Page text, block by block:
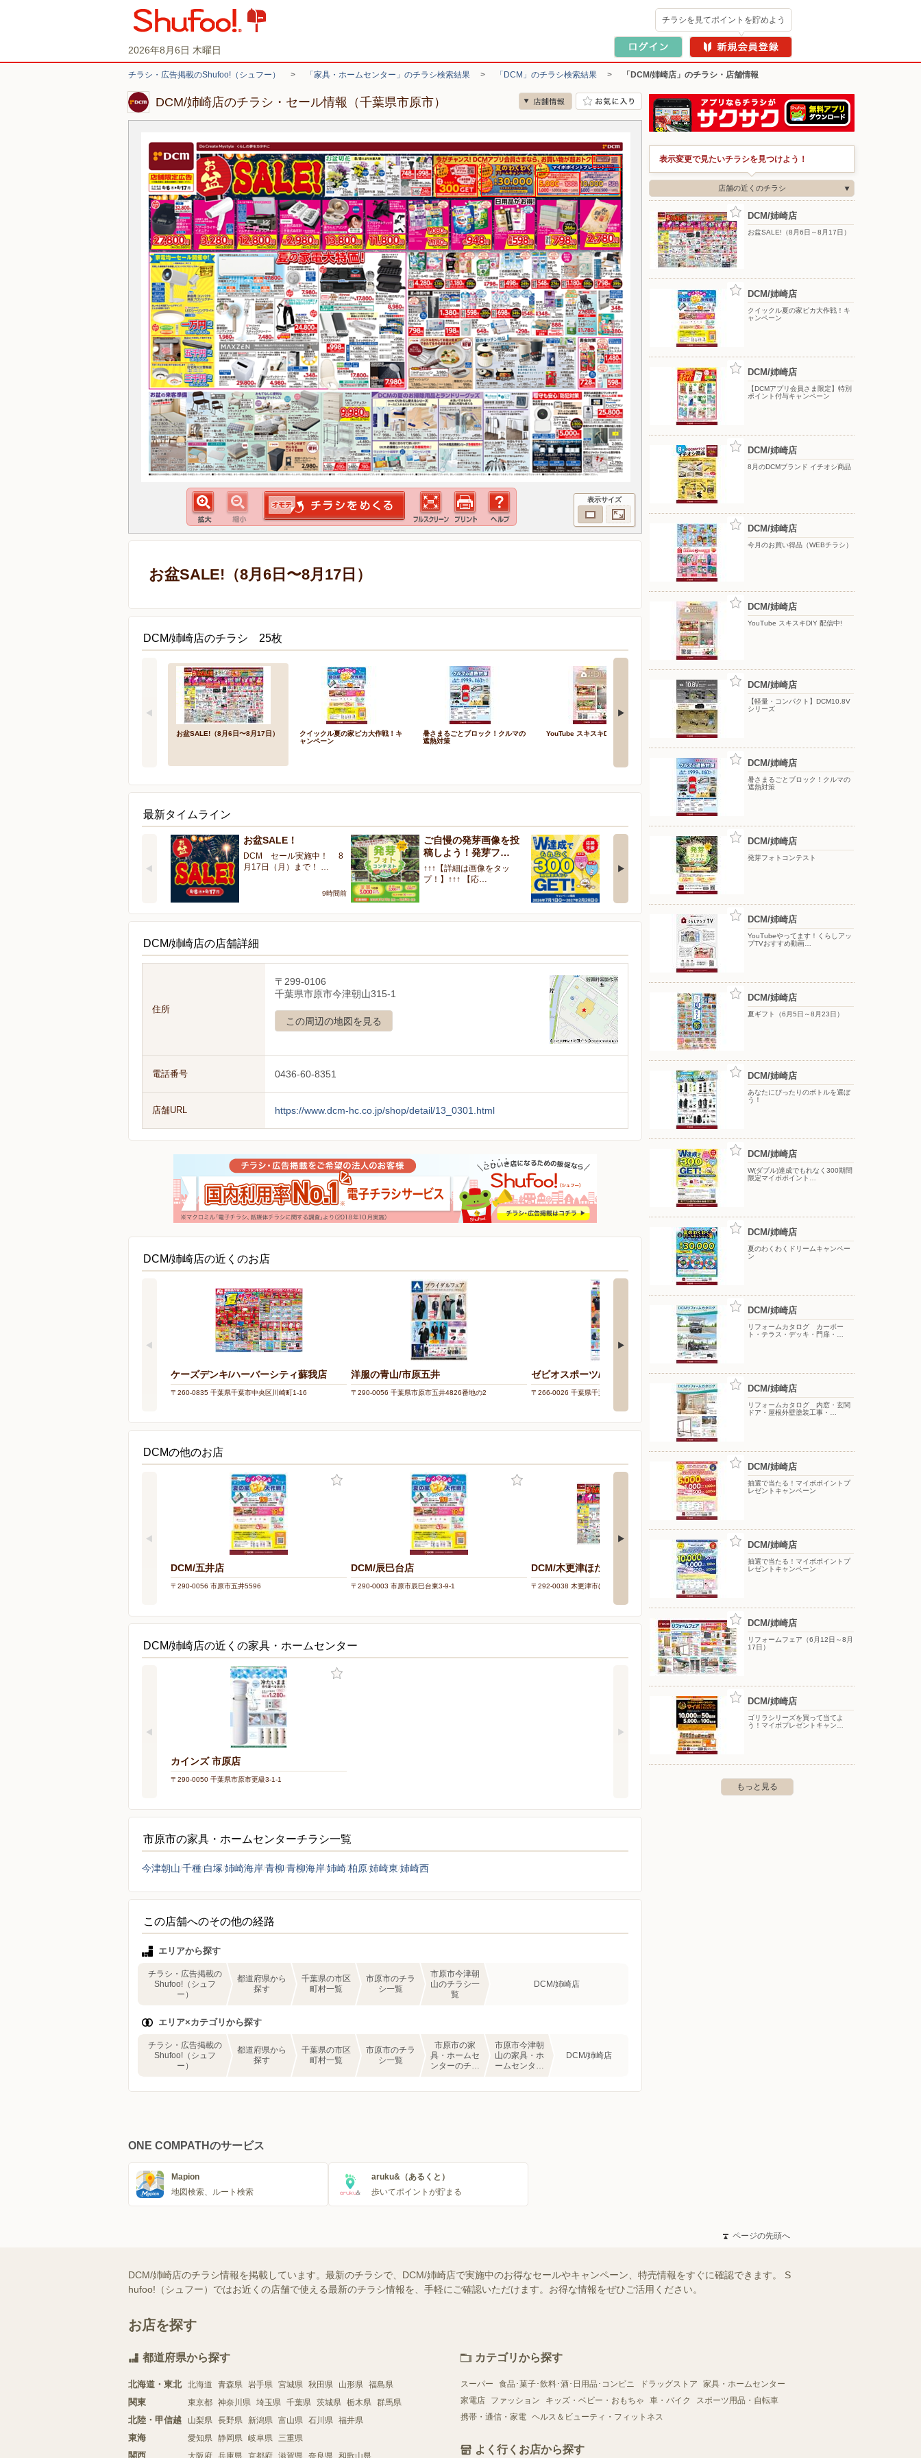
2026年8月6日 木曜日
チラシを見てポイントを貯めよう
チラシ・広告掲載のShufoo!（シュフー） > 「家具・ホームセンター」のチラシ検索結果 > 「DCM」のチラシ検索結果 > 「DCM/姉崎店」のチラシ・店舗情報
DCM/姉崎店のチラシ・セール情報（千葉県市原市）
表示サイズ
お盆SALE!（8月6日〜8月17日）
DCM/姉崎店のチラシ 25枚
お盆SALE!（8月6日〜8月17日）
クイックル夏の家ピカ大作戦！キ
ャンペーン
暑さまるごとブロック！クルマの
遮熱対策
YouTube スキスキDIY 配信中!
【DCMアプリ会員さま限定】特別
最新タイムライン
お盆SALE！
DCM セール実施中！ 8
月17日（月）まで！ …
9時間前
ご自慢の発芽画像を投
稿しよう！発芽フ…
↑↑↑【詳細は画像をタッ
プ！】↑↑↑ 【応…
W(ダブル)達成でもれな
く300期間限定マ…
【キャンペーン対象】 ・キ
ャンペーン期間中に…
お買い物がビックチャ
ンスに！夏のわく…
DCM/姉崎店の店舗詳細
住所
〒299-0106
千葉県市原市今津朝山315-1
この周辺の地図を見る
電話番号 0436-60-8351
店舗URL https://www.dcm-hc.co.jp/shop/detail/13_0301.html
DCM/姉崎店の近くのお店
ケーズデンキ/ハーバーシティ蘇我店
〒260-0835 千葉県千葉市中央区川崎町1-16
洋服の青山/市原五井
〒290-0056 千葉県市原市五井4826番地の2
ゼビオスポーツ/エクスプレス千葉浜野店
〒266-0026 千葉県千葉市緑区古市場町904-12
タマホーム/千葉支店
〒260-0825 千葉県千葉市中央区村田町893-945
DCMの他のお店
DCM/五井店
〒290-0056 市原市五井5596
DCM/辰巳台店
〒290-0003 市原市辰巳台東3-9-1
DCM/木更津ほたる野店
〒292-0038 木更津市ほたる野4-7-1
DCM/鎌取店
〒266-0011 千葉市緑区鎌取町273-2
DCM/姉崎店の近くの家具・ホームセンター
カインズ 市原店
〒290-0050 千葉県市原市更級3-1-1
市原市の家具・ホームセンターチラシ一覧
今津朝山 千種 白塚 姉崎海岸青柳 青柳海岸姉崎柏原姉崎東 姉崎西
この店舗へのその他の経路
エリアから探す
チラシ・広告掲載の
Shufoo!（シュフ
ー）
都道府県から
探す
千葉県の市区
町村一覧
市原市のチラ
シ一覧
市原市今津朝
山のチラシ一
覧
DCM/姉崎店
エリア×カテゴリから探す
チラシ・広告掲載の
Shufoo!（シュフ
ー）
都道府県から
探す
千葉県の市区
町村一覧
市原市のチラ
シ一覧
市原市の家
具・ホームセ
ンターのチラ
市原市今津朝
山の家具・ホ
ームセンター
DCM/姉崎店
表示変更で見たいチラシを見つけよう！
店舗の近くのチラシ
DCM/姉崎店
お盆SALE!（8月6日～8月17日）
DCM/姉崎店
クイックル夏の家ピカ大作戦！キ
ャンペーン
DCM/姉崎店
【DCMアプリ会員さま限定】特別
ポイント付与キャンペーン
DCM/姉崎店
8月のDCMブランド イチオシ商品
DCM/姉崎店
今月のお買い得品（WEBチラシ）
DCM/姉崎店
YouTube スキスキDIY 配信中!
DCM/姉崎店
【軽量・コンパクト】DCM10.8V
シリーズ
DCM/姉崎店
暑さまるごとブロック！クルマの
遮熱対策
DCM/姉崎店
発芽フォトコンテスト
DCM/姉崎店
YouTubeやってます！くらしアッ
プTVおすすめ動画…
DCM/姉崎店
夏ギフト（6月5日～8月23日）
DCM/姉崎店
あなたにぴったりのボトルを選ぼ
う！
DCM/姉崎店
W(ダブル)達成でもれなく300期間
限定マイボポイント…
DCM/姉崎店
夏のわくわくドリームキャンペー
ン
DCM/姉崎店
リフォームカタログ カーポー
ト・テラス・デッキ・門扉・…
DCM/姉崎店
リフォームカタログ 内窓・玄関
ドア・屋根外壁塗装工事・…
DCM/姉崎店
抽選で当たる！マイボポイントプ
レゼントキャンペーン
DCM/姉崎店
抽選で当たる！マイボポイントプ
レゼントキャンペーン
DCM/姉崎店
リフォームフェア（6月12日～8月
17日）
DCM/姉崎店
ゴリラシリーズを買って当てよ
う！マイボプレゼントキャン…
もっと見る
ONE COMPATHのサービス
Mapion
地図検索、ルート検索
aruku&（あるくと）
歩いてポイントが貯まる
ページの先頭へ
DCM/姉崎店のチラシ情報を掲載しています。最新のチラシで、DCM/姉崎店で実施中のお得なセールやキャンペーン、特売情報をすぐに確認できます。 S
hufoo!（シュフー）ではお近くの店舗で使える最新のチラシ情報を、手軽にご確認いただけます。お得な情報をぜひご活用ください。
お店を探す
都道府県から探す
北海道・東北 北海道 青森県 岩手県 宮城県 秋田県 山形県 福島県
関東 東京都 神奈川県 埼玉県 千葉県 茨城県 栃木県 群馬県
北陸・甲信越 山梨県 長野県 新潟県 富山県 石川県 福井県
東海 愛知県 静岡県 岐阜県 三重県
関西 大阪府 兵庫県 京都府 滋賀県 奈良県 和歌山県
カテゴリから探す
スーパー 食品･菓子･飲料･酒･日用品･コンビニ ドラッグストア
家具・ホームセンター
家電店
ファッション キッズ・ベビー・おもちゃ 車・バイク
スポーツ用品・自転車
携帯・通信・家電 ヘルス＆ビューティ・フィットネス
よく行くお店から探す